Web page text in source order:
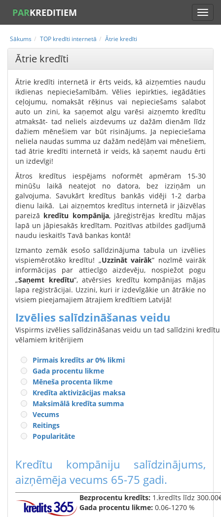
PARKREDITIEM
Sākums TOP kredīti internetā Ātrie kredīti
Ātrie kredīti
Ātrie kredīti internetā ir ērts veids, kā aizņemties naudu
ikdienas nepieciešamībām. Vēlies iepirkties, iegādāties
ceļojumu, nomaksāt rēķinus vai nepieciešams salabot
auto un zini, ka saņemot algu varēsi aizņemto kredītu
atmaksāt- tad neliels aizdevums uz dažām dienām līdz
dažiem mēnešiem var būt risinājums. Ja nepieciešama
neliela naudas summa uz dažām nedēļām vai mēnešiem,
tad ātrie kredīti internetā ir veids, kā saņemt naudu ērti
un izdevīgi!
Ātros kredītus iespējams noformēt apmēram 15-30
minūšu laikā neatejot no datora, bez izziņām un
galvojuma. Savukārt kredītus bankās vidēji 1-2 darba
dienu laikā. Lai aizņemtos kredītus internetā ir jāizvēlas
pareizā kredītu kompānija, jāreģistrējas kredītu mājas
lapā un jāpiesakās kredītam. Pozitīvas atbildes gadījumā
naudu ieskaitīs Tavā bankas kontā!
Izmanto zemāk esošo salīdzinājuma tabula un izvēlies
vispiemērotāko kredītu! „Uzzināt vairāk” nozīmē vairāk
informācijas par attiecīgo aizdevēju, nospiežot pogu
„Saņemt kredītu”, atvērsies kredītu kompānijas mājas
lapa reģistrācijai. Uzzini, kuri ir izdevīgākie un ātrākie no
visiem pieejamajiem ātrajiem kredītiem Latvijā!
Izvēlies salīdzināšanas veidu
Vispirms izvēlies salīdzināšanas veidu un tad salīdzini
vēlamiem kritērijiem
Pirmais kredīts ar 0% likmi
Gada procentu likme
Mēneša procenta likme
Kredīta aktivizācijas maksa
Maksimālā kredīta summa
Vecums
Reitings
Popularitāte
Kredītu kompāniju salīdzinājums,
aizņēmēja vecums 65-75 gadi.
Bezprocentu kredīts: 1.kredīts līdz
Gada procentu likme: 0.06-1270 %